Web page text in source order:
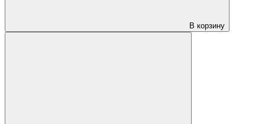
В корзину